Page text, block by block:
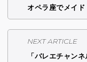
オペラ座でメイ
NEXT ARTICLE
「バレエチャン